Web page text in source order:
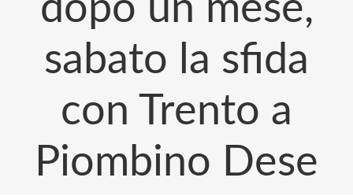
dopo un mese,
sabato la sfida
con Trento a
Piombino Dese